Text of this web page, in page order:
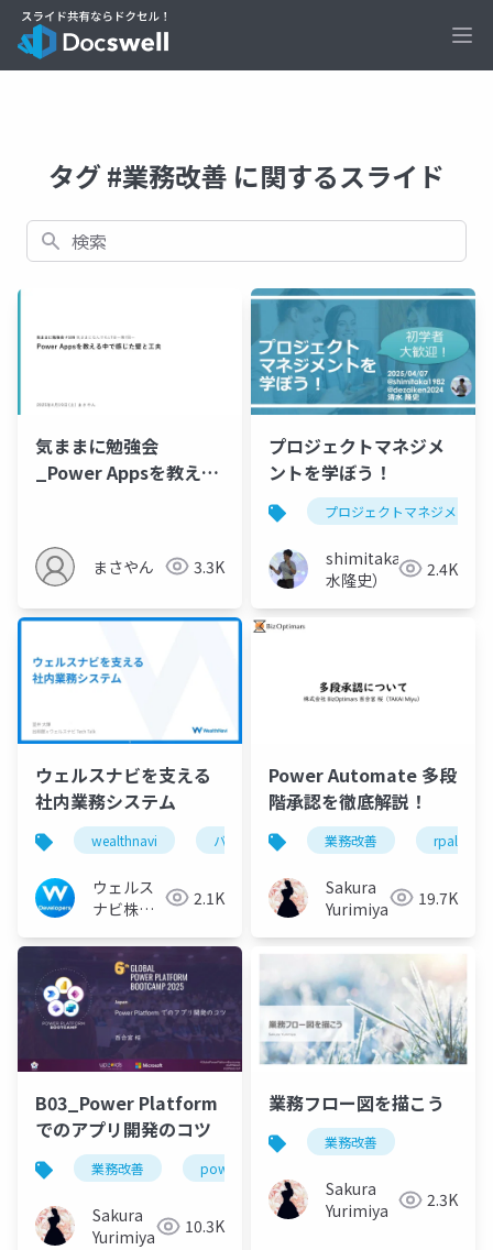
タグ #業務改善 に関するスライド
検索
気ままに勉強会
_Power Appsを教える
まさやん 3.3K
プロジェクトマネジメ
ントを学ぼう！
プロジェクトマネジメント
shimitaka（清
水隆史）
2.4K
ウェルスナビを支える
社内業務システム
wealthnavi バックエンド フロー改善
ウェルス
ナビ株式
広報チー
2.1K
Power Automate 多段
階承認を徹底解説！
業務改善 rpalt
Sakura
Yurimiya
19.7K
B03_Power Platform
でのアプリ開発のコツ
業務改善 powerapps
Sakura
Yurimiya
10.3K
業務フロー図を描こう
業務改善
Sakura
Yurimiya
2.3K